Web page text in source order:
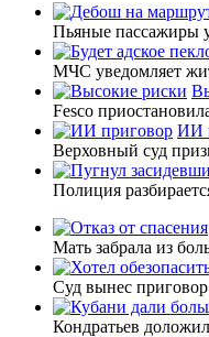
Пьяные пассажиры
МЧС уведомляет
Fesco
ИИ
Верховный суд
Полиция
Мать забрала из
Суд вынес
Кондратьев